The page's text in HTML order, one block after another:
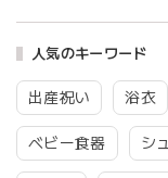
人気のキーワード
出産祝い 浴衣
ベビー食器 シ
gray
グレーを購入しま
したがかわいいの